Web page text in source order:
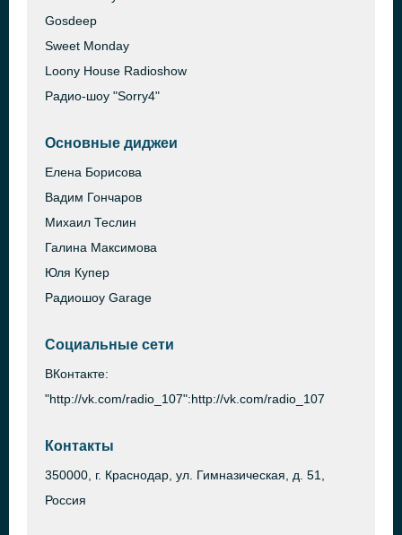
Gosdeep
Sweet Monday
Loony House Radioshow
Радио-шоу "Sorry4"
Основные диджеи
Елена Борисова
Вадим Гончаров
Михаил Теслин
Галина Максимова
Юля Купер
Радиошоу Garage
Социальные сети
ВКонтакте:
"http://vk.com/radio_107":http://vk.com/radio_107
Контакты
350000, г. Краснодар, ул. Гимназическая, д. 51,
Россия